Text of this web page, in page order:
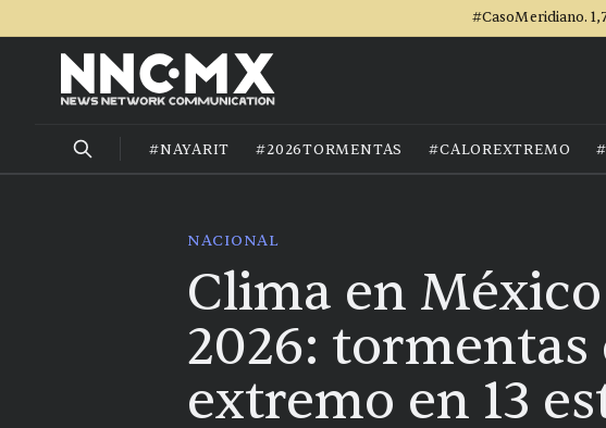
#CasoMeridiano.
#NAYARIT #2026TORMENTAS #CALOREXTREMO
NACIONAL
Clima en
2026:
extremo en 13